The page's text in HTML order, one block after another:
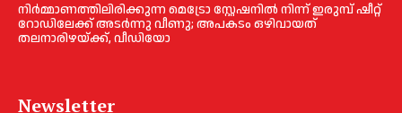
നിർമ്മാണത്തിലിരിക്കുന്ന മെട്രോ സ്റ്റേഷനിൽ നിന്ന് ഇരുമ്പ് ഷീറ്റ്
റോഡിലേക്ക് അടർന്നു വീണു; അപകടം ഒഴിവായത്
തലനാരിഴയ്ക്ക്, വീഡിയോ
Newsletter